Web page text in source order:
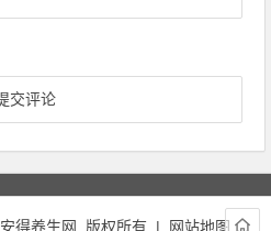
安得养生网 版权所有 | 网站地图